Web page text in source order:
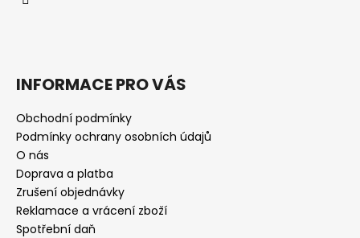
INFORMACE PRO VÁS
Obchodní podmínky
Podmínky ochrany osobních údajů
O nás
Doprava a platba
Zrušení objednávky
Reklamace a vrácení zboží
Spotřební daň